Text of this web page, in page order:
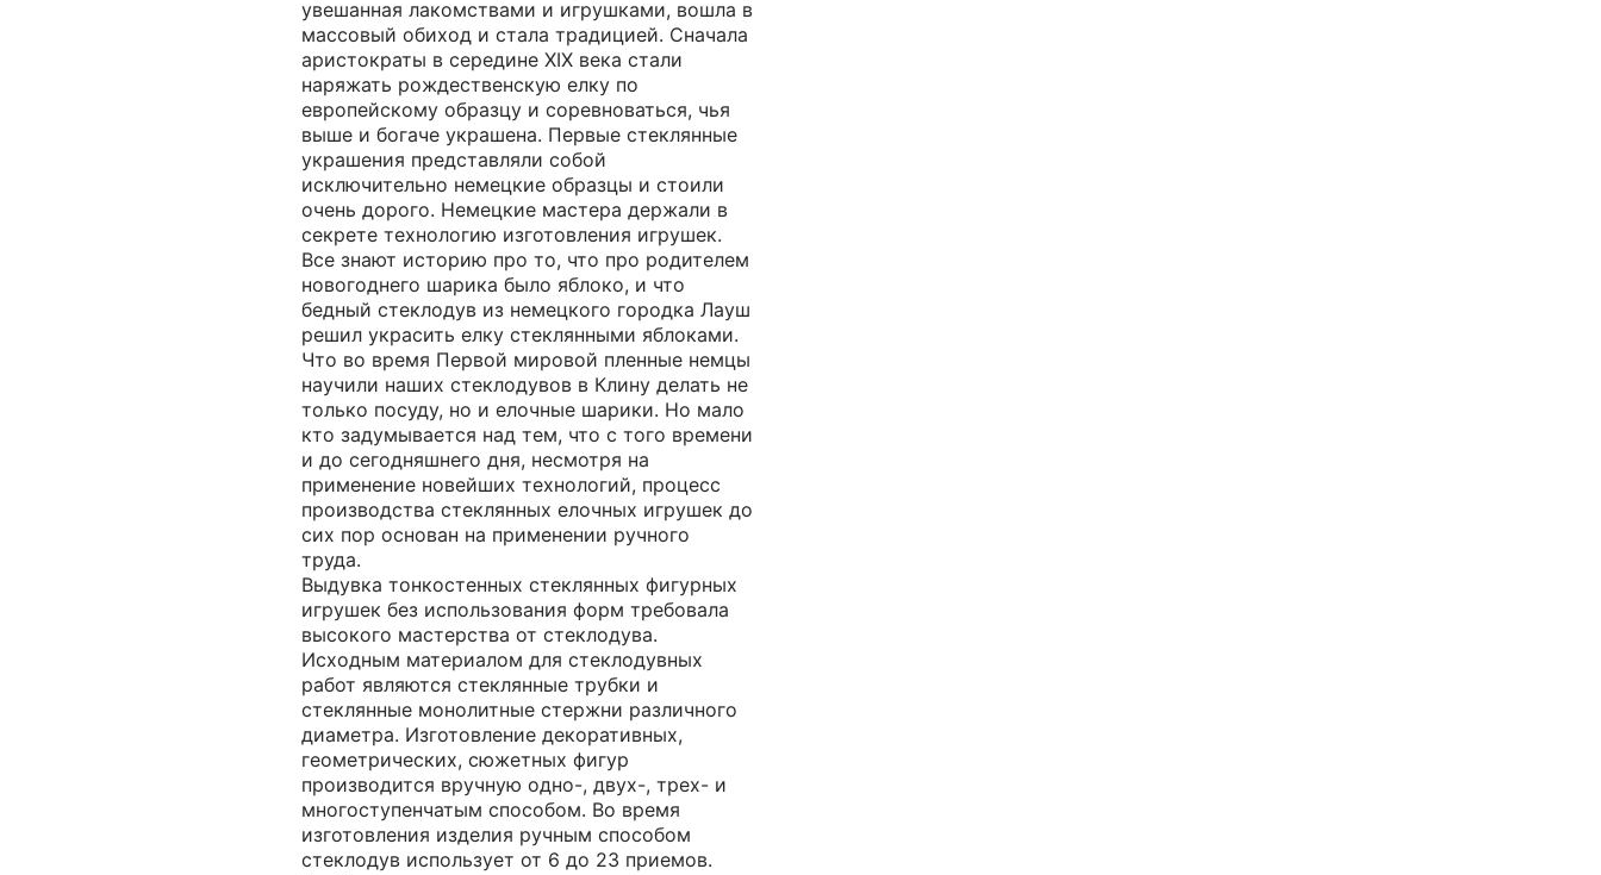
увешанная лакомствами и игрушками, вошла в
массовый обиход и стала традицией. Сначала
аристократы в середине XIX века стали
наряжать рождественскую елку по
европейскому образцу и соревноваться, чья
выше и богаче украшена. Первые стеклянные
украшения представляли собой
исключительно немецкие образцы и стоили
очень дорого. Немецкие мастера держали в
секрете технологию изготовления игрушек.
Все знают историю про то, что про родителем
новогоднего шарика было яблоко, и что
бедный стеклодув из немецкого городка Лауш
решил украсить елку стеклянными яблоками.
Что во время Первой мировой пленные немцы
научили наших стеклодувов в Клину делать не
только посуду, но и елочные шарики. Но мало
кто задумывается над тем, что с того времени
и до сегодняшнего дня, несмотря на
применение новейших технологий, процесс
производства стеклянных елочных игрушек до
сих пор основан на применении ручного
труда.
Выдувка тонкостенных стеклянных фигурных
игрушек без использования форм требовала
высокого мастерства от стеклодува.
Исходным материалом для стеклодувных
работ являются стеклянные трубки и
стеклянные монолитные стержни различного
диаметра. Изготовление декоративных,
геометрических, сюжетных фигур
производится вручную одно-, двух-, трех- и
многоступенчатым способом. Во время
изготовления изделия ручным способом
стеклодув использует от 6 до 23 приемов.